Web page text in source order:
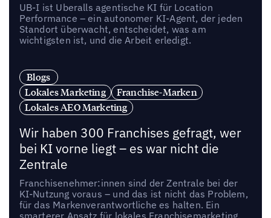
UB-I ist Uberalls agentische KI für Location
Performance – ein autonomer KI-Agent, der jeden
Standort überwacht, entscheidet, was am
wichtigsten ist, und die Arbeit erledigt.
Blogs
Lokales Marketing
Franchise-Marken
Lokales AEO Marketing
Wir haben 300 Franchises gefragt, wer
bei KI vorne liegt – es war nicht die
Zentrale
Franchisenehmer:innen sind der Zentrale bei der
KI-Nutzung voraus – und das ist nicht das Problem,
für das Markenverantwortliche es halten. Ein